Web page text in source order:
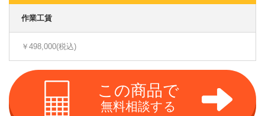
作業工賃
￥498,000(税込)
この商品で
無料相談する